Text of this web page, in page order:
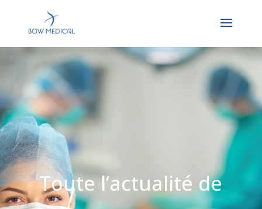
Toute l’actualité de